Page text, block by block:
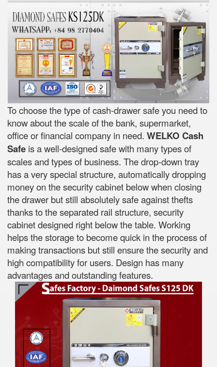
To choose the type of cash-drawer safe you need to
know about the scale of the bank, supermarket,
office or financial company in need. WELKO Cash
Safe is a well-designed safe with many types of
scales and types of business. The drop-down tray
has a very special structure, automatically dropping
money on the security cabinet below when closing
the drawer but still absolutely safe against thefts
thanks to the separated rail structure, security
cabinet designed right below the table. Working
helps the storage to become quick in the process of
making transactions but still ensure the security and
high compatibility for users. Design has many
advantages and outstanding features.